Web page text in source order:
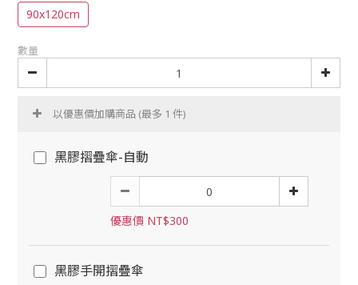
90x120cm
數量
以優惠價加購商品 (最多 1 件)
黑膠摺疊傘-自動
優惠價 NT$300
黑膠手開摺疊傘